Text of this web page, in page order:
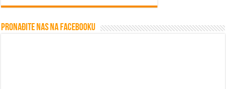
Pronađite nas na Facebooku